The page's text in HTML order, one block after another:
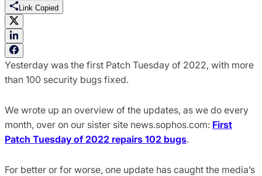
Link Copied
Yesterday was the first Patch Tuesday of 2022, with more
than 100 security bugs fixed.
We wrote up an overview of the updates, as we do every
month, over on our sister site news.sophos.com: First
Patch Tuesday of 2022 repairs 102 bugs.
For better or for worse, one update has caught the media’s